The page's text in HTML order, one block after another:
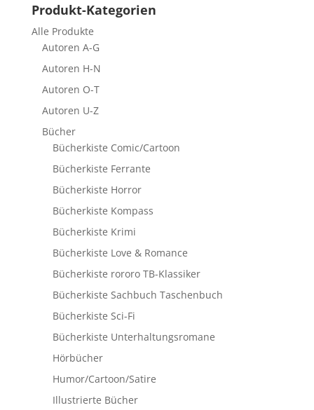
Produkt-Kategorien
Alle Produkte
Autoren A-G
Autoren H-N
Autoren O-T
Autoren U-Z
Bücher
Bücherkiste Comic/Cartoon
Bücherkiste Ferrante
Bücherkiste Horror
Bücherkiste Kompass
Bücherkiste Krimi
Bücherkiste Love & Romance
Bücherkiste rororo TB-Klassiker
Bücherkiste Sachbuch Taschenbuch
Bücherkiste Sci-Fi
Bücherkiste Unterhaltungsromane
Hörbücher
Humor/Cartoon/Satire
Illustrierte Bücher